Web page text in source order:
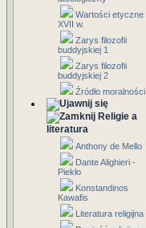
Wartości etyczne
XVII w.
Zarys filozofii
buddyjskiej 1
Zarys filozofii
buddyjskiej 2
Źródło moralności
Religie a
literatura
Anthony de Mello
Dante Alighieri -
Piekło
Konstandinos
Kawafis
Literatura religijna